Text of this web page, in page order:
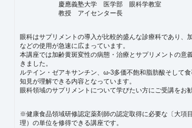
慶應義塾大学 医学部 眼科学教室
教授 アイセンター長
眼科はサプリメントの導入が比較的盛んな診療科であり、
などの使用が急速に広まっています。
本講座では加齢黄斑変性の病態・治療とサプリメントの意
きました。
ルテイン・ゼアキサンチン、ω-3多価不飽和脂肪酸そして
知見が理解できる内容となっています。
眼科領域のサプリメントについて学びたい方にご受講をお
※健康食品領域研修認定薬剤師の認定取得に必要な〔大項
理）の単位を修得できる講座です。